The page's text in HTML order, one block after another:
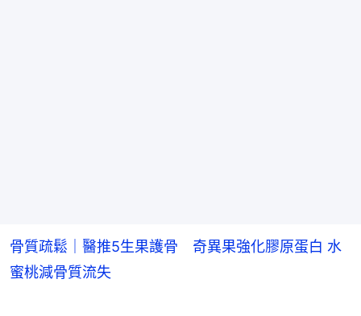
骨質疏鬆｜醫推5生果護骨 奇異果強化膠原蛋白 水
蜜桃減骨質流失